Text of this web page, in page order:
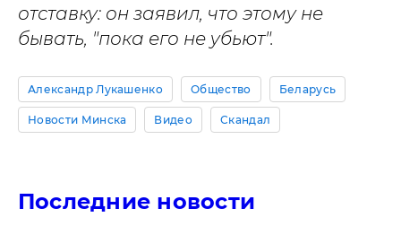
отставку: он заявил, что этому не
бывать, "пока его не убьют".
Александр Лукашенко Общество Беларусь
Новости Минска Видео Скандал
Последние новости